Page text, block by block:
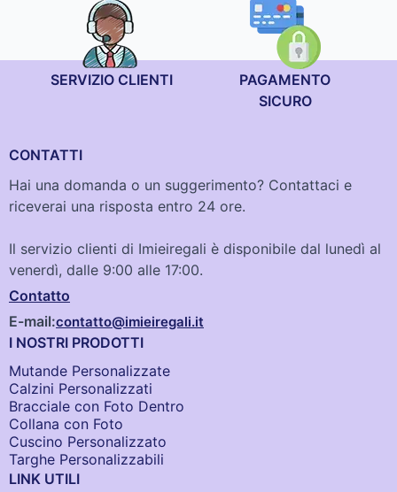
SERVIZIO CLIENTI
PAGAMENTO
SICURO
CONTATTI
Hai una domanda o un suggerimento? Contattaci e
riceverai una risposta entro 24 ore.
Il servizio clienti di Imieiregali è disponibile dal lunedì al
venerdì, dalle 9:00 alle 17:00.
Contatto
E-mail:contatto@imieiregali.it
I NOSTRI PRODOTTI
Mutande Personalizzate
Calzini Personalizzati
Bracciale con Foto Dentro​
Collana con Foto
Cuscino Personalizzato
Targhe Personalizzabili
LINK UTILI